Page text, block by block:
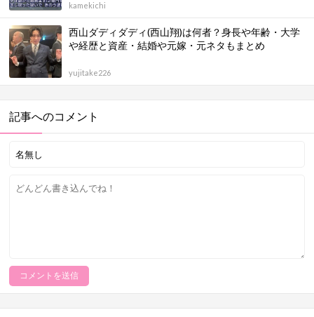
kamekichi
西山ダディダディ(西山翔)は何者？身長や年齢・大学
や経歴と資産・結婚や元嫁・元ネタもまとめ
yujitake226
記事へのコメント